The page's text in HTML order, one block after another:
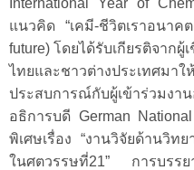
International Year of
แนวคิด “เคมี-ชีวิตเราอนาค
future) โดยได้รับเกียรติจาก
ไทยและชาวต่างประเทศมา
ประสบการณ์กับผู้เข้าร่วม
อธิการบดี German
พิเศษเรื่อง “งานวิจัยด้านวิท
ในศตวรรษที่21” การบรรย